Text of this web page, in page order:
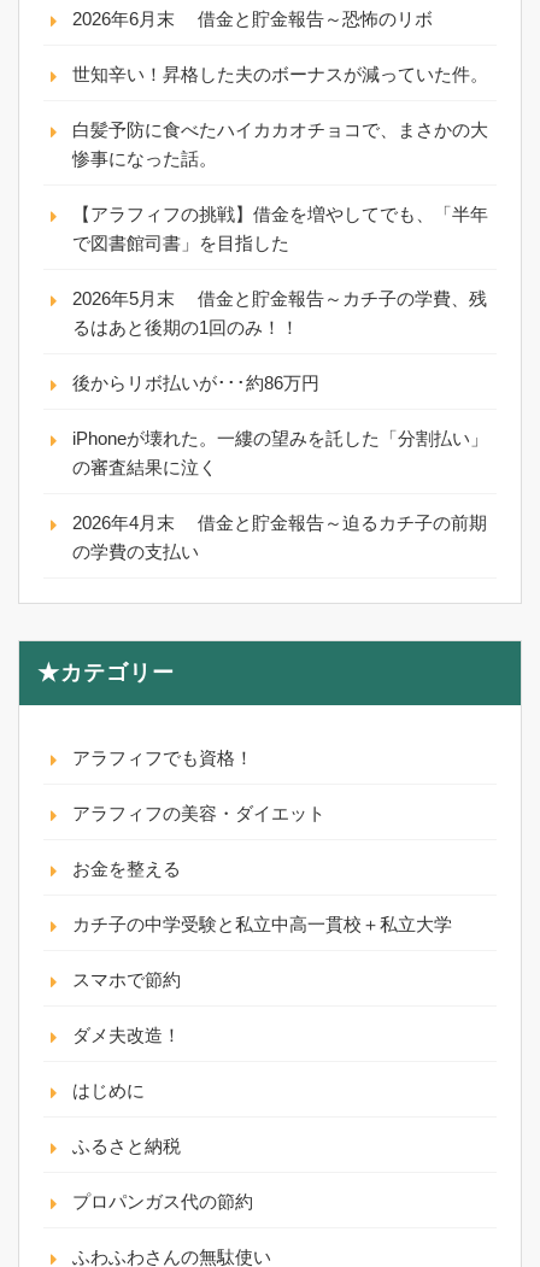
2026年6月末 借金と貯金報告～恐怖のリボ
世知辛い！昇格した夫のボーナスが減っていた件。
白髪予防に食べたハイカカオチョコで、まさかの大
惨事になった話。
【アラフィフの挑戦】借金を増やしてでも、「半年
で図書館司書」を目指した
2026年5月末 借金と貯金報告～カチ子の学費、残
るはあと後期の1回のみ！！
後からリボ払いが･･･約86万円
iPhoneが壊れた。一縷の望みを託した「分割払い」
の審査結果に泣く
2026年4月末 借金と貯金報告～迫るカチ子の前期
の学費の支払い
★カテゴリー
アラフィフでも資格！
アラフィフの美容・ダイエット
お金を整える
カチ子の中学受験と私立中高一貫校＋私立大学
スマホで節約
ダメ夫改造！
はじめに
ふるさと納税
プロパンガス代の節約
ふわふわさんの無駄使い